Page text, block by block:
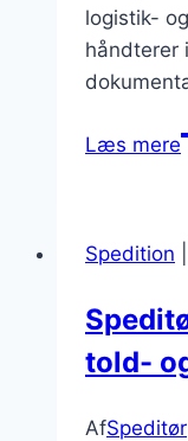
logistik-
håndterer
Læs mere
Spedition
told-
AfSpeditør